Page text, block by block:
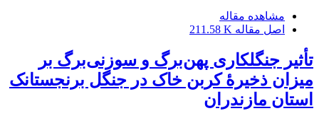
مشاهده مقاله
اصل مقاله 211.58 K
تأثیر جنگل‏کاری پهن‌برگ و سوزنی‌برگ بر
میزان ذخیرۀ کربن خاک در جنگل برنجستانک
استان مازندران